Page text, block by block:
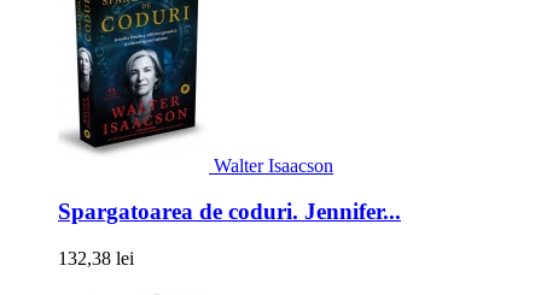
Walter Isaacson
Spargatoarea de coduri. Jennifer...
132,38 lei